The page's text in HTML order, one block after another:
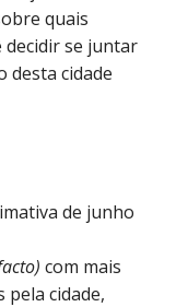
quais
decidir se juntar
desta cidade
de junho
com mais
pela cidade,